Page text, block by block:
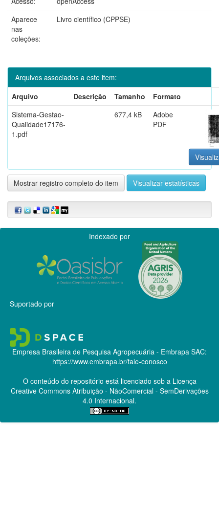
Aparece
nas
coleções:
Livro científico (CPPSE)
Arquivos associados a este item:
Arquivo
Descrição Tamanho
Formato
Sistema-Gestao-
Qualidade17176-
1.pdf
677,4 kB
Adobe
PDF
Mostrar registro completo do item Visualizar estatísticas
Indexado por
Suportado por
Empresa Brasileira de Pesquisa Agropecuária - Embrapa SAC:
https://www.embrapa.br/fale-conosco
O conteúdo do repositório está licenciado sob a Licença
Creative CommonsAtribuição - NãoComercial - SemDerivações
4.0 Internacional.